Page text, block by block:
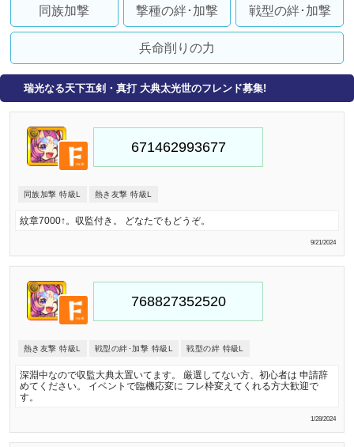
同族加撃 撃種の絆･加撃 戦型の絆･加撃
兵命削りの力
瑞光なる天下五剣・真打 大典太光世のフレンド募集!
同族加撃 特級L 熱き友撃 特級L
紋章7000↑。収監付き。 どなたでもどうぞ。
9/21/2024
熱き友撃 特級L 戦型の絆･加撃 特級L 戦型の絆 特級L
深淵中なので収監大典太置いてます。 厳選してない方、初心者は 申請辞
めてください。 イベントで臨機応変に フレ枠変えてくれる方大歓迎で
す。
1/28/2024